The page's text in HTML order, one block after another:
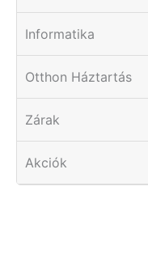
Informatika
Otthon Háztartás
Zárak
Akciók